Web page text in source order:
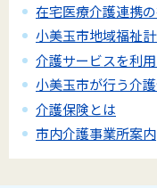
在宅医療介護連携
小美玉市地域福祉
介護サービスを利
小美玉市が行う介
介護保険とは
市内介護事業所案内